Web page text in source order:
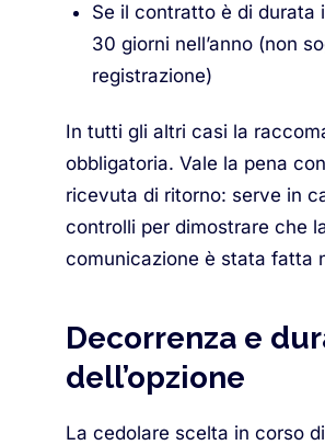
Se il contratto è di durata
30 giorni nell’anno (non
registrazione)
In tutti gli altri casi la
obbligatoria. Vale la pena
ricevuta di ritorno: serve in
controlli per dimostrare che
comunicazione è stata fatta
Decorrenza e
dell’opzione
La cedolare scelta in corso